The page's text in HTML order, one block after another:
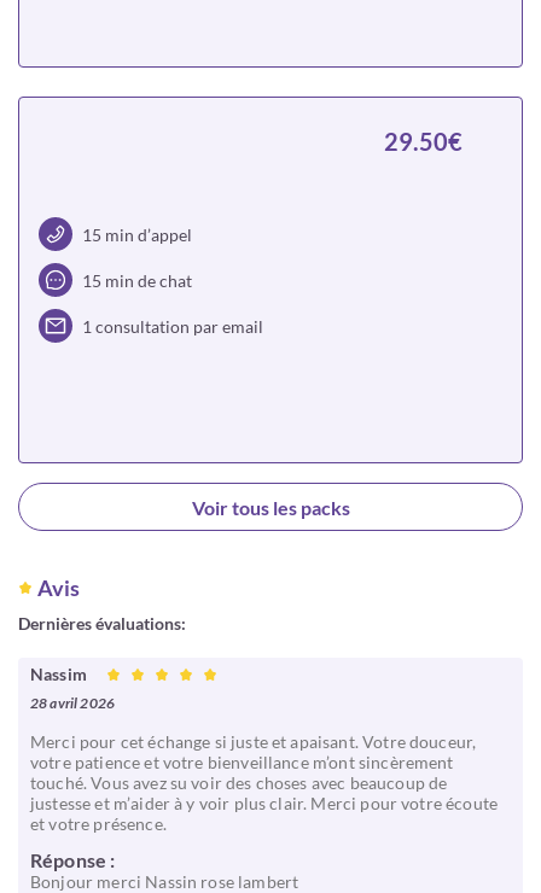
15 min d’appel
15 min de chat
1 consultation par email
29.50€
Choisir
Voir tous les packs
Avis
Dernières évaluations:
Nassim
28 avril 2026
Merci pour cet échange si juste et apaisant. Votre douceur,
votre patience et votre bienveillance m’ont sincèrement
touché. Vous avez su voir des choses avec beaucoup de
justesse et m’aider à y voir plus clair. Merci pour votre écoute
et votre présence.
Réponse :
Bonjour merci Nassin rose lambert